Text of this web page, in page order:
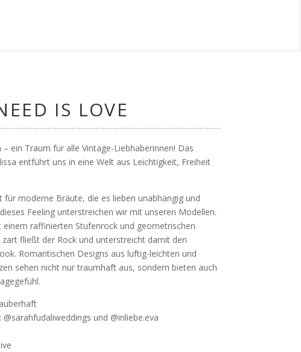
IS LOVE
ein Traum für alle Vintage-Liebhaberinnen! Das
entführt uns in eine Welt aus Leichtigkeit, Freiheit
moderne Bräute, die es lieben unabhängig und
Feeling unterstreichen wir mit unseren Modellen.
einem raffinierten Stufenrock und geometrischen
zart fließt der Rock und unterstreicht damit den
Romantischen Designs aus luftig-leichten und
sehen nicht nur traumhaft aus, sondern bieten auch
und @inliebe.eva